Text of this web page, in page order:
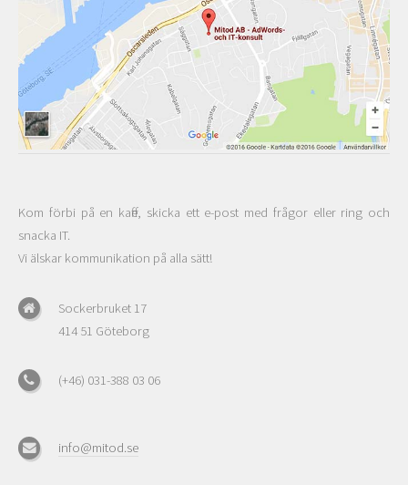
Kom förbi på en kaffe, skicka ett e-post med frågor eller ring och
snacka IT.
Vi älskar kommunikation på alla sätt!
Sockerbruket 17
414 51 Göteborg
(+46) 031-388 03 06
info@mitod.se